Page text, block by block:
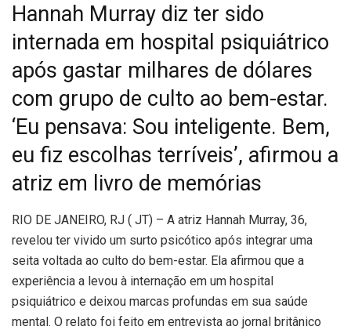
Hannah Murray diz ter sido
internada em hospital psiquiátrico
após gastar milhares de dólares
com grupo de culto ao bem-estar.
‘Eu pensava: Sou inteligente. Bem,
eu fiz escolhas terríveis’, afirmou a
atriz em livro de memórias
RIO DE JANEIRO, RJ ( JT) – A atriz Hannah Murray, 36,
revelou ter vivido um surto psicótico após integrar uma
seita voltada ao culto do bem-estar. Ela afirmou que a
experiência a levou à internação em um hospital
psiquiátrico e deixou marcas profundas em sua saúde
mental. O relato foi feito em entrevista ao jornal britânico